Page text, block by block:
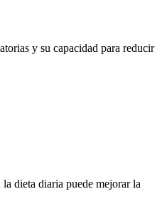
y su capacidad para reducir
dieta diaria puede mejorar la